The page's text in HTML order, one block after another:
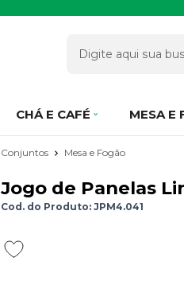
CHÁ E CAFÉ MESA E
Conjuntos Mesa e Fogão
Jogo de Panelas
Cod. do Produto: JPM4.041